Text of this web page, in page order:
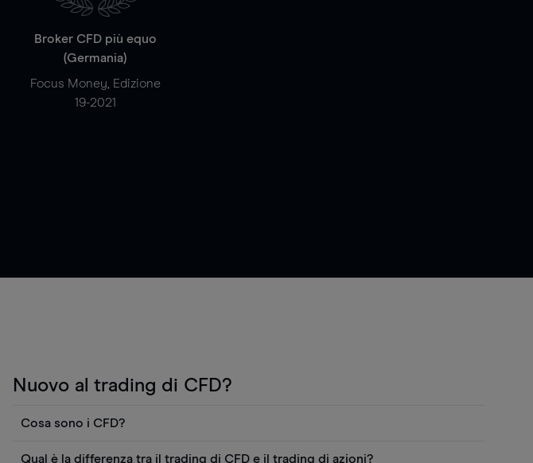
Broker CFD più equo
(Germania)
Focus Money, Edizione
19-2021
Nuovo al trading di CFD?
Cosa sono i CFD?
Qual è la differenza tra il trading di CFD e il trading di azioni?